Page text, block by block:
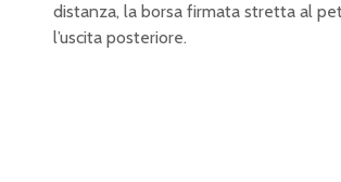
distanza, la borsa firmata stretta al
l’uscita posteriore.